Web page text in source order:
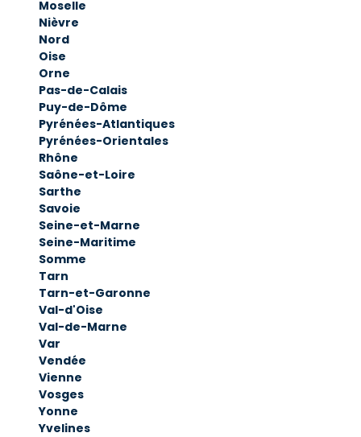
Moselle
Nièvre
Nord
Oise
Orne
Pas-de-Calais
Puy-de-Dôme
Pyrénées-Atlantiques
Pyrénées-Orientales
Rhône
Saône-et-Loire
Sarthe
Savoie
Seine-et-Marne
Seine-Maritime
Somme
Tarn
Tarn-et-Garonne
Val-d'Oise
Val-de-Marne
Var
Vendée
Vienne
Vosges
Yonne
Yvelines